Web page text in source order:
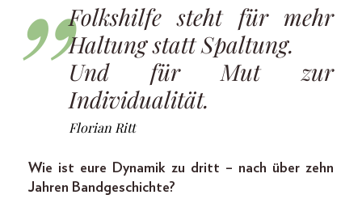
Folkshilfe steht für mehr
Haltung statt Spaltung.
Und für Mut zur
Individualität.
Florian Ritt
Wie ist eure Dynamik zu dritt – nach über zehn
Jahren Bandgeschichte?